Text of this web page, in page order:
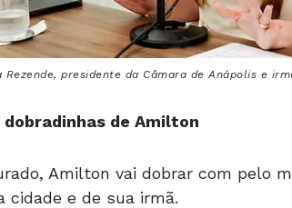
Rezende, presidente da Câmara de Anápolis e
dobradinhas de Amilton
Amilton vai dobrar com pelo
cidade e de sua irmã.